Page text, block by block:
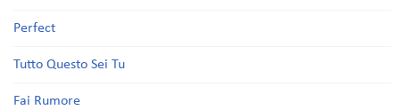
Perfect
Tutto Questo Sei Tu
Fai Rumore